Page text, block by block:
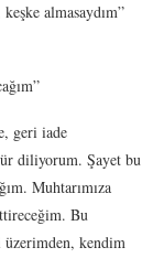
almasaydım”
geri iade
diliyorum. Şayet bu
Muhtarımıza
Bu
üzerimden, kendim